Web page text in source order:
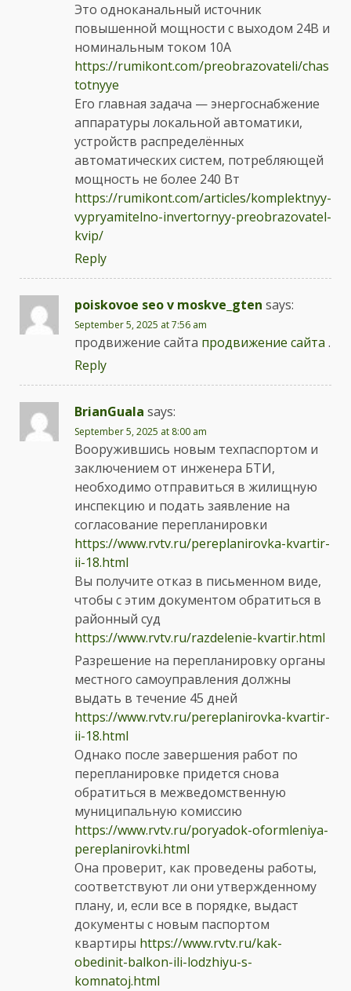
Это одноканальный источник
повышенной мощности с выходом 24В и
номинальным током 10А
https://rumikont.com/preobrazovateli/chas
totnyye
Его главная задача — энергоснабжение
аппаратуры локальной автоматики,
устройств распределённых
автоматических систем, потребляющей
мощность не более 240 Вт
https://rumikont.com/articles/komplektnyy-
vypryamitelno-invertornyy-preobrazovatel-
kvip/
Reply
poiskovoe seo v moskve_gten says:
September 5, 2025 at 7:56 am
продвижение сайта продвижение сайта .
Reply
BrianGuala says:
September 5, 2025 at 8:00 am
Вооружившись новым техпаспортом и
заключением от инженера БТИ,
необходимо отправиться в жилищную
инспекцию и подать заявление на
согласование перепланировки
https://www.rvtv.ru/pereplanirovka-kvartir-
ii-18.html
Вы получите отказ в письменном виде,
чтобы с этим документом обратиться в
районный суд
https://www.rvtv.ru/razdelenie-kvartir.html
Разрешение на перепланировку органы
местного самоуправления должны
выдать в течение 45 дней
https://www.rvtv.ru/pereplanirovka-kvartir-
ii-18.html
Однако после завершения работ по
перепланировке придется снова
обратиться в межведомственную
муниципальную комиссию
https://www.rvtv.ru/poryadok-oformleniya-
pereplanirovki.html
Она проверит, как проведены работы,
соответствуют ли они утвержденному
плану, и, если все в порядке, выдаст
документы с новым паспортом
квартиры https://www.rvtv.ru/kak-
obedinit-balkon-ili-lodzhiyu-s-
komnatoj.html